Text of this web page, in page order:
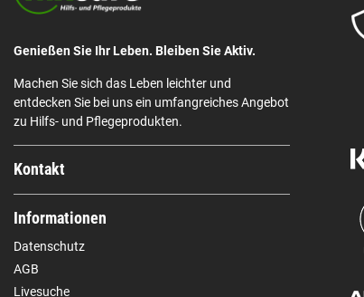
Genießen Sie Ihr Leben. Bleiben Sie Aktiv.
Machen Sie sich das Leben leichter und
entdecken Sie bei uns ein umfangreiches Angebot
zu Hilfs- und Pflegeprodukten.
Kontakt
Informationen
Datenschutz
AGB
Livesuche